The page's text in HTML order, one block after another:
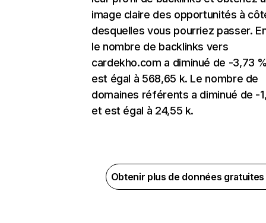
image claire des opportunités à
desquelles vous pourriez passer.
le nombre de backlinks vers
cardekho.com a diminué de -3,73
est égal à 568,65 k. Le nombre de
domaines référents a diminué de -
et est égal à 24,55 k.
Obtenir plus de données